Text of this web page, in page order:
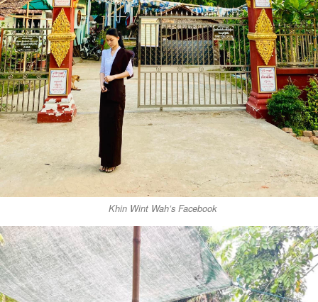
Khin Wint Wah’s Facebook